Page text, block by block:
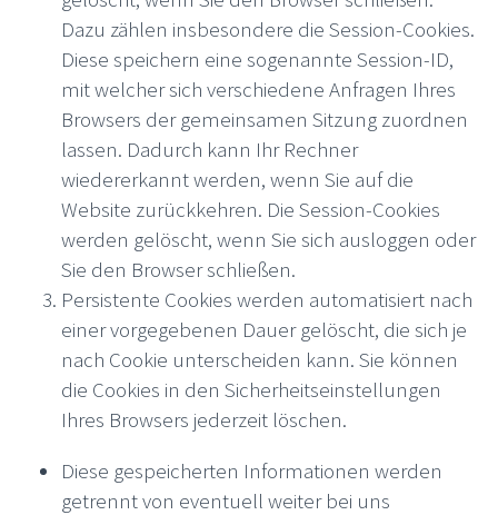
Dazu zählen insbesondere die Session-Cookies.
Diese speichern eine sogenannte Session-ID,
mit welcher sich verschiedene Anfragen Ihres
Browsers der gemeinsamen Sitzung zuordnen
lassen. Dadurch kann Ihr Rechner
wiedererkannt werden, wenn Sie auf die
Website zurückkehren. Die Session-Cookies
werden gelöscht, wenn Sie sich ausloggen oder
Sie den Browser schließen.
Persistente Cookies werden automatisiert nach
einer vorgegebenen Dauer gelöscht, die sich je
nach Cookie unterscheiden kann. Sie können
die Cookies in den Sicherheitseinstellungen
Ihres Browsers jederzeit löschen.
Diese gespeicherten Informationen werden
getrennt von eventuell weiter bei uns